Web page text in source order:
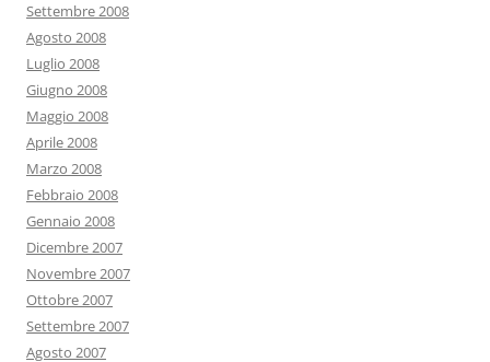
Settembre 2008
Agosto 2008
Luglio 2008
Giugno 2008
Maggio 2008
Aprile 2008
Marzo 2008
Febbraio 2008
Gennaio 2008
Dicembre 2007
Novembre 2007
Ottobre 2007
Settembre 2007
Agosto 2007